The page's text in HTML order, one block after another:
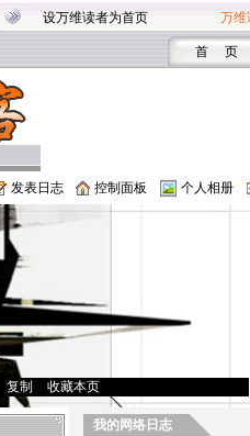
设万维读者为首页 万维
首 页
发表日志 控制面板 个人相册
复制 收藏本页
我的网络日志